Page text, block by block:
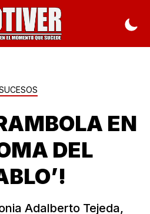
EN
DEL
Adalberto Tejeda,